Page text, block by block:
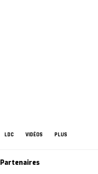
LDC VIDÉOS PLUS
Partenaires